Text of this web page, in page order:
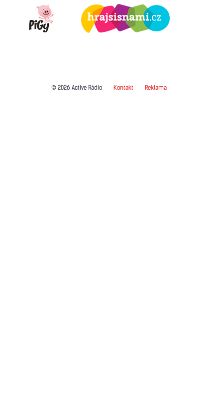
© 2026 Active Rádio Kontakt Reklama